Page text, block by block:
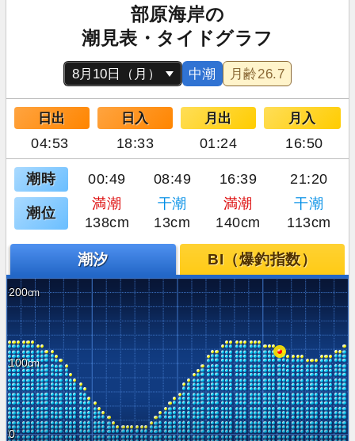
部原海岸の
潮見表・タイドグラフ
中潮 月齢26.7
日出 日入 月出 月入
04:53 18:33 01:24 16:50
潮時 00:49 08:49 16:39 21:20
潮位
満潮 干潮 満潮
干潮
138cm
13cm 140cm 113cm
潮汐 BI（爆釣指数）
200
100
0